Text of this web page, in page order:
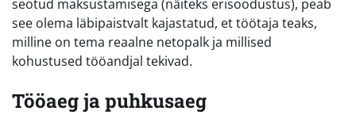
seotud maksustamisega (näiteks erisoodustus), peab
see olema läbipaistvalt kajastatud, et töötaja teaks,
milline on tema reaalne netopalk ja millised
kohustused tööandjal tekivad.
Tööaeg ja puhkusaeg